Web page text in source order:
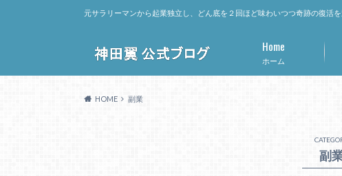
元サラリーマンから起業独立し、どん底を２回ほど味わいつつ奇跡の復活
ホーム
Home
HOME 副業
副